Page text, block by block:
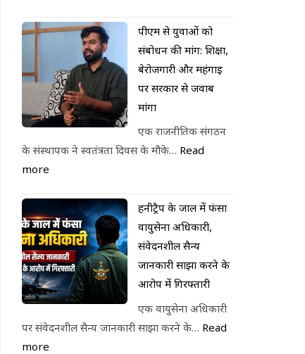
पीएम से युवाओं को
संबोधन की मांग: शिक्षा,
बेरोजगारी और महंगाई
पर सरकार से जवाब
मांगा
एक राजनीतिक संगठन
के संस्थापक ने स्वतंत्रता दिवस के मौके… Read
more
हनीट्रैप के जाल में फंसा
वायुसेना अधिकारी,
संवेदनशील सैन्य
जानकारी साझा करने के
आरोप में गिरफ्तारी
एक वायुसेना अधिकारी
पर संवेदनशील सैन्य जानकारी साझा करने के… Read
more